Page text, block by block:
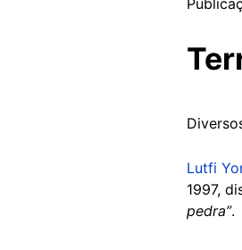
Lutfi
1997,
pedra”.